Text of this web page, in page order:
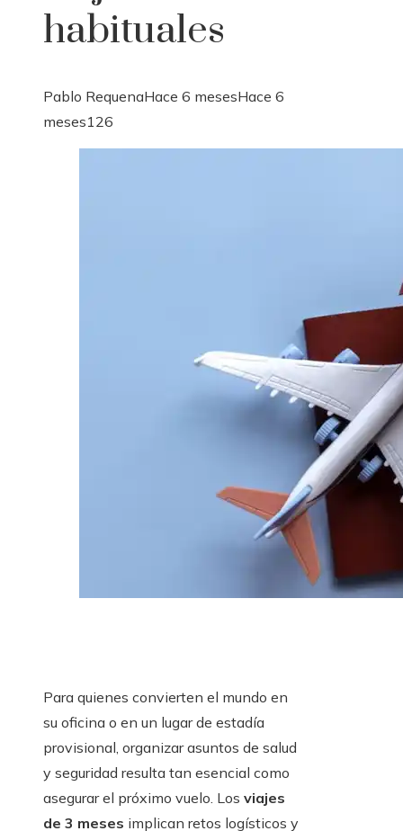
habituales
Pablo RequenaHace 6 mesesHace 6
meses126
Para quienes convierten el mundo en
su oficina o en un lugar de estadía
provisional, organizar asuntos de salud
y seguridad resulta tan esencial como
asegurar el próximo vuelo. Los viajes
de 3 meses implican retos logísticos y